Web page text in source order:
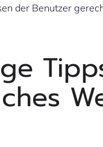
der Benutzer